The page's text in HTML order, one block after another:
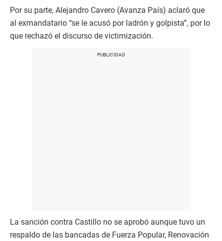
Por su parte, Alejandro Cavero (Avanza País) aclaró que
al exmandatario “se le acusó por ladrón y golpista”, por lo
que rechazó el discurso de victimización.
La sanción contra Castillo no se aprobó aunque tuvo un
respaldo de las bancadas de Fuerza Popular, Renovación